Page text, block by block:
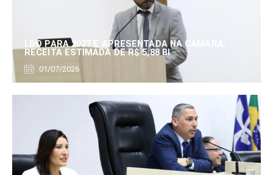
LDO PARA 2027 É APRESENTADA NA CÂMARA:
RECEITA ESTIMADA DE R$ 5,88 BI
01/07/2026